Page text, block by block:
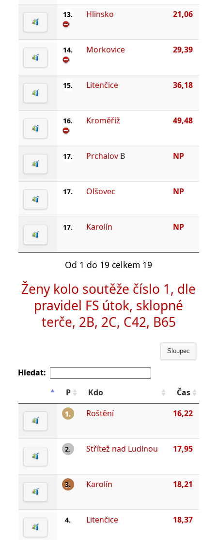
13. Hlinsko 21,06
14. Morkovice 29,39
15. Litenčice 36,18
16. Kroměříž 49,48
17. PrchalovB NP
17. Olšovec NP
17. Karolín NP
Od 1 do 19 celkem 19
Ženy kolo soutěže číslo 1, dle
pravidel FS útok, sklopné
terče, 2B, 2C, C42, B65
Sloupec
Hledat:
P
Kdo Čas
1. Roštění 16,22
2. Střítež nad Ludinou 17,95
3. Karolín 18,21
4. Litenčice 18,37